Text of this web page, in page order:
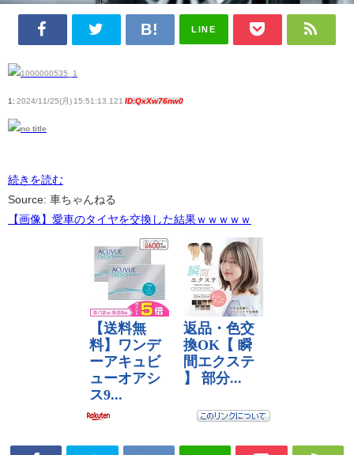
LINE
1: 2024/11/25(月) 15:51:13.121 ID:QxXw76nw0
続きを読む
Source: 車ちゃんねる
【画像】愛車のタイヤを交換した結果ｗｗｗｗｗ